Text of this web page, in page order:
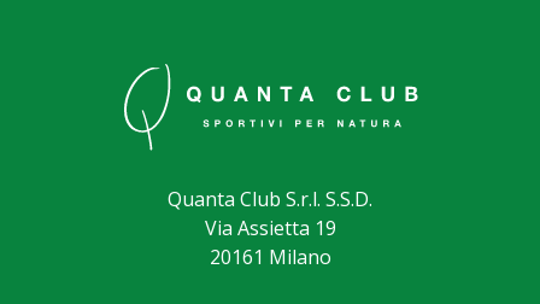
Quanta Club S.r.l. S.S.D.
Via Assietta 19
20161 Milano